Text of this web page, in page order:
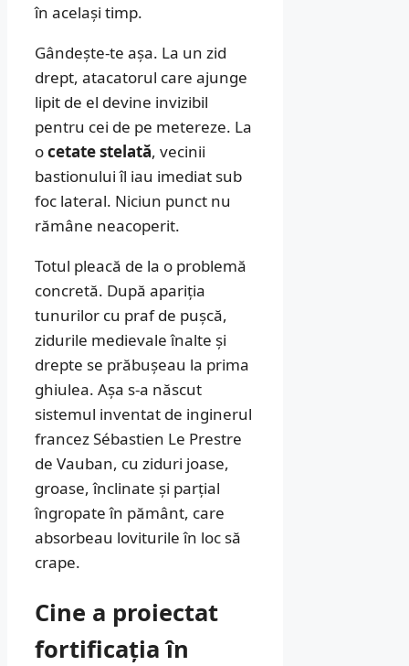
în același timp.
Gândește-te așa. La un zid
drept, atacatorul care ajunge
lipit de el devine invizibil
pentru cei de pe metereze. La
ocetate stelată, vecinii
bastionului îl iau imediat sub
foc lateral. Niciun punct nu
rămâne neacoperit.
Totul pleacă de la o problemă
concretă. După apariția
tunurilor cu praf de pușcă,
zidurile medievale înalte și
drepte se prăbușeau la prima
ghiulea. Așa s-a născut
sistemul inventat de inginerul
francez Sébastien Le Prestre
de Vauban, cu ziduri joase,
groase, înclinate și parțial
îngropate în pământ, care
absorbeau loviturile în loc să
crape.
Cine a proiectat
fortificația în